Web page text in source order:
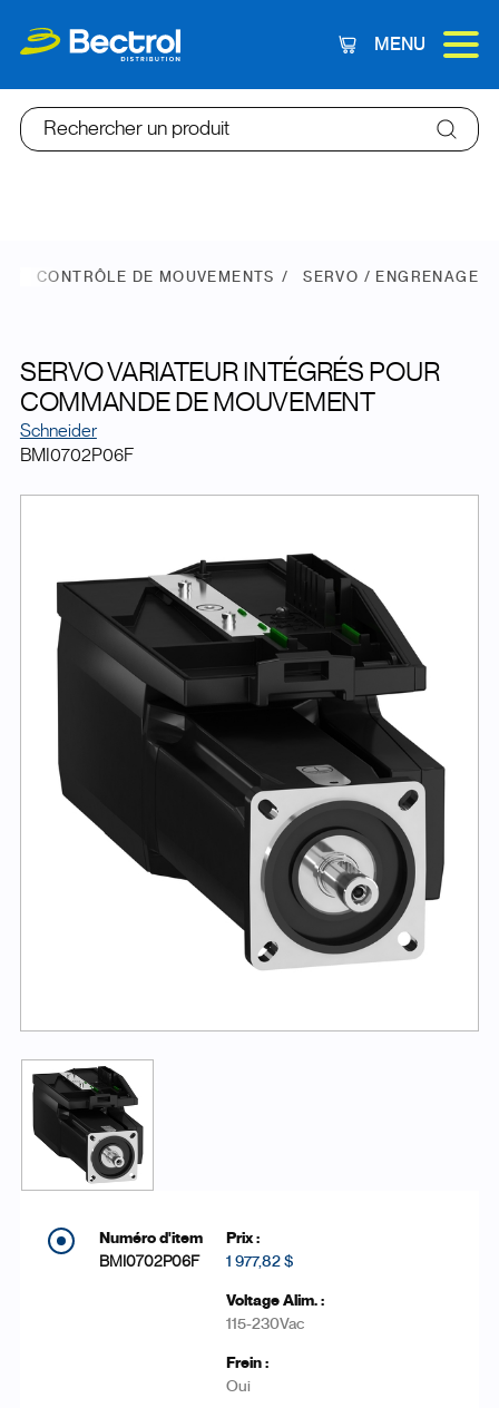
Panier
MENU
Rechercher un produit
CONTRÔLE DE MOUVEMENTS SERVO / ENGRENAGE
SERVO VARIATEUR INTÉGRÉS POUR
COMMANDE DE MOUVEMENT
Schneider
BMI0702P06F
BMI0702P06F 1 977,82 $
115-230Vac
Oui